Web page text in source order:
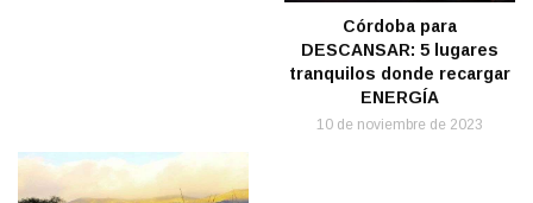
Córdoba para
DESCANSAR: 5 lugares
tranquilos donde recargar
ENERGÍA
10 de noviembre de 2023